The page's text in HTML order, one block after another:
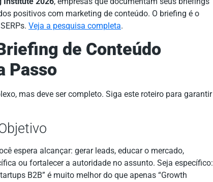
positivos com marketing de conteúdo. O briefing é o
Veja a pesquisa completa.
de Conteúdo
Passo
mas deve ser completo. Siga este roteiro para garantir
espera alcançar: gerar leads, educar o mercado,
ou fortalecer a autoridade no assunto. Seja específico:
B2B” é muito melhor do que apenas “Growth